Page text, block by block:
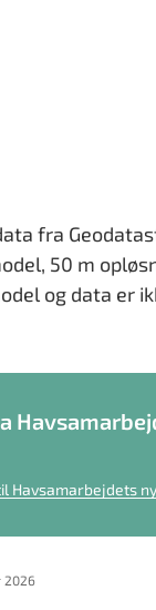
fra
50 m
og data er
Havsamarbejdets
2026